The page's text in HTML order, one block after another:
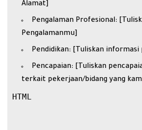
Alamat]
Pengalaman Profesional:
Pengalamanmu]
Pendidikan: [Tuliskan informasi
Pencapaian: [Tuliskan
terkait pekerjaan/bidang yang
HTML